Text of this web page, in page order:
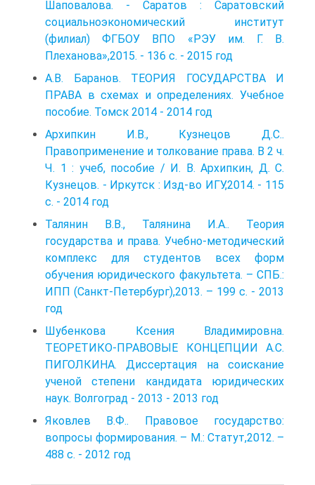
Шаповалова. - Саратов : Саратовский
социально­экономический институт
(филиал) ФГБОУ ВПО «РЭУ им. Г. В.
Плеханова»,2015. - 136 с. - 2015 год
А.В. Баранов. ТЕОРИЯ ГОСУДАРСТВА И
ПРАВА в схемах и определениях. Учебное
пособие. Томск 2014 - 2014 год
Архипкин И.В., Кузнецов Д.С..
Правоприменение и толкование права. В 2 ч.
Ч. 1 : учеб, пособие / И. В. Архипкин, Д. С.
Кузнецов. - Ир­кутск : Изд-во ИГУ,2014. - 115
с. - 2014 год
Талянин В.В., Талянина И.А.. Теория
государства и права. Учебно-методический
комплекс для студентов всех форм
обучения юридического факультета. – СПБ.:
ИПП (Санкт-Петербург),2013. – 199 с. - 2013
год
Шубенкова Ксения Владимировна.
ТЕОРЕТИКО-ПРАВОВЫЕ КОНЦЕПЦИИ А.С.
ПИГОЛКИНА. Диссертация на соискание
ученой степени кандидата юридических
наук. Волгоград - 2013 - 2013 год
Яковлев В.Ф.. Правовое государство:
вопросы формирования. – М.: Статут,2012. –
488 с. - 2012 год